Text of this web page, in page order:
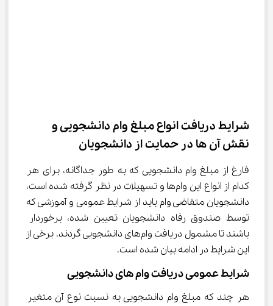
شرایط دریافت انواع مبلغ وام دانشجویی و
نقش آن ها در حمایت از دانشجویان
فارغ از مبلغ وام دانشجویی که به طور جداگانه، برای هر
کدام از انواع این وام‌ها و تسهیلات در نظر گرفته شده است،
دانشجویان متقاضی وام باید از شرایط عمومی و آموزشی که
توسط صندوق رفاه دانشجویان تعیین شده، برخوردار
باشند تا مشمول دریافت وام‌های دانشجویی گردند. برخی از
این شرایط در ادامه بیان شده است.
شرایط عمومی دریافت وام های دانشجویی
هر چند که مبلغ وام دانشجویی به نسبت نوع آن متغیر